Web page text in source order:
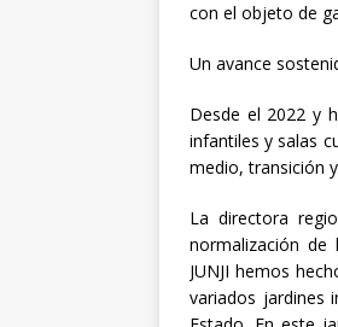
con el objeto de
Un avance
Desde el 2022 y
infantiles y salas
medio, transición
La directora
normalización de
JUNJI hemos
variados jardines